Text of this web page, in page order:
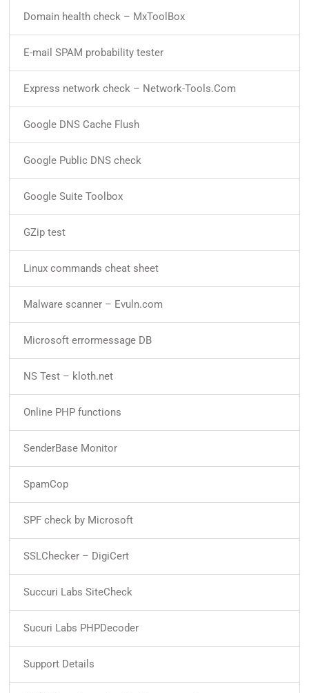
Domain health check – MxToolBox
E-mail SPAM probability tester
Express network check – Network-Tools.Com
Google DNS Cache Flush
Google Public DNS check
Google Suite Toolbox
GZip test
Linux commands cheat sheet
Malware scanner – Evuln.com
Microsoft errormessage DB
NS Test – kloth.net
Online PHP functions
SenderBase Monitor
SpamCop
SPF check by Microsoft
SSLChecker – DigiCert
Succuri Labs SiteCheck
Sucuri Labs PHPDecoder
Support Details